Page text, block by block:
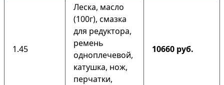
1.45
Леска, масло
(100г), смазка
для редуктора,
ремень
одноплечевой,
катушка, нож,
перчатки,
10660 руб.